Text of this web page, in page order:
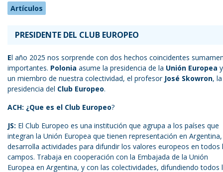
Artículos
PRESIDENTE DEL CLUB EUROPEO
El año 2025 nos sorprende con dos hechos coincidentes
importantes. Polonia asume la presidencia de la Unión Europea y
un miembro de nuestra colectividad, el profesor José Skowron, la
presidencia del Club Europeo.
ACH: ¿Que es el Club Europeo?
JS: El Club Europeo es una institución que agrupa a los países que
integran la Unión Europea que tienen representación en
desarrolla actividades para difundir los valores europeos en todos
campos. Trabaja en cooperación con la Embajada de la Unión
Europea en Argentina, y con las colectividades, difundiendo todos